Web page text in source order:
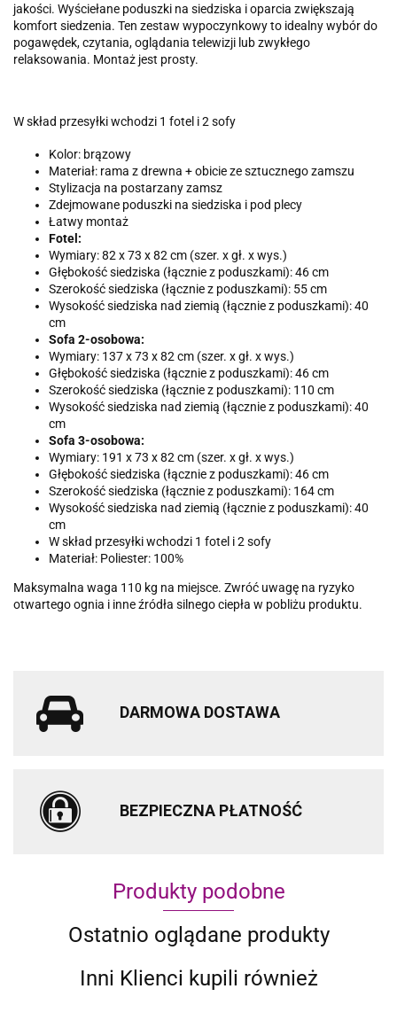
jakości. Wyściełane poduszki na siedziska i oparcia zwiększają
komfort siedzenia. Ten zestaw wypoczynkowy to idealny wybór do
pogawędek, czytania, oglądania telewizji lub zwykłego
relaksowania. Montaż jest prosty.
W skład przesyłki wchodzi 1 fotel i 2 sofy
Kolor: brązowy
Materiał: rama z drewna + obicie ze sztucznego zamszu
Stylizacja na postarzany zamsz
Zdejmowane poduszki na siedziska i pod plecy
Łatwy montaż
Fotel:
Wymiary: 82 x 73 x 82 cm (szer. x gł. x wys.)
Głębokość siedziska (łącznie z poduszkami): 46 cm
Szerokość siedziska (łącznie z poduszkami): 55 cm
Wysokość siedziska nad ziemią (łącznie z poduszkami): 40
cm
Sofa 2-osobowa:
Wymiary: 137 x 73 x 82 cm (szer. x gł. x wys.)
Głębokość siedziska (łącznie z poduszkami): 46 cm
Szerokość siedziska (łącznie z poduszkami): 110 cm
Wysokość siedziska nad ziemią (łącznie z poduszkami): 40
cm
Sofa 3-osobowa:
Wymiary: 191 x 73 x 82 cm (szer. x gł. x wys.)
Głębokość siedziska (łącznie z poduszkami): 46 cm
Szerokość siedziska (łącznie z poduszkami): 164 cm
Wysokość siedziska nad ziemią (łącznie z poduszkami): 40
cm
W skład przesyłki wchodzi 1 fotel i 2 sofy
Materiał: Poliester: 100%
Maksymalna waga 110 kg na miejsce. Zwróć uwagę na ryzyko
otwartego ognia i inne źródła silnego ciepła w pobliżu produktu.
DARMOWA DOSTAWA
BEZPIECZNA PŁATNOŚĆ
Produkty podobne
Ostatnio oglądane produkty
Inni Klienci kupili również